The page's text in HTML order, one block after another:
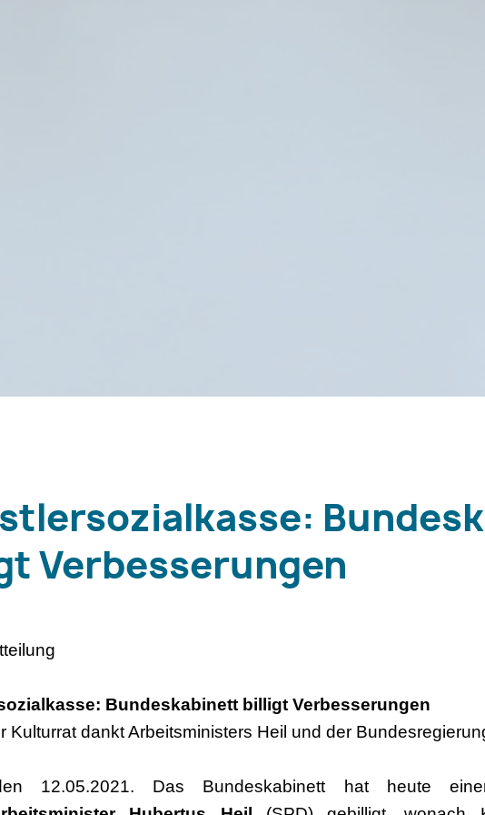
Verbesserungen
Bundeskabinett billigt Verbesserungen
Kulturrat dankt Arbeitsministers Heil und der
12.05.2021. Das Bundeskabinett hat heute